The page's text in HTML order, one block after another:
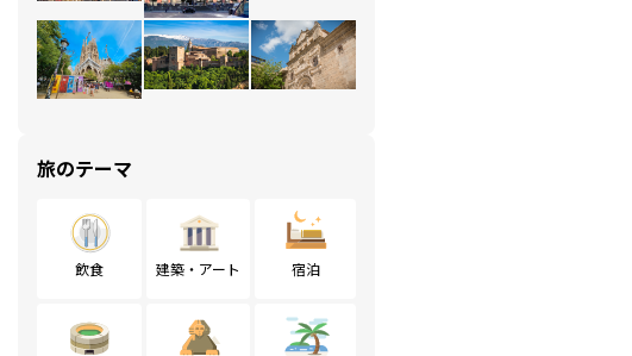
旅のテーマ
飲食 建築・アート 宿泊